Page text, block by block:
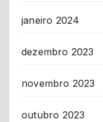
janeiro 2024
dezembro 2023
novembro 2023
outubro 2023